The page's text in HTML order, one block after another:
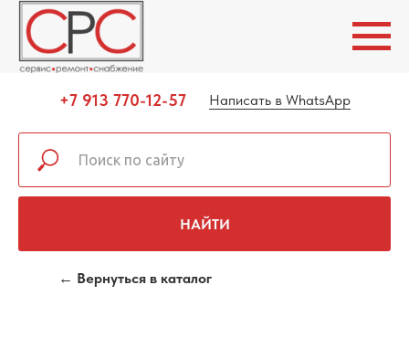
+7 913 770-12-57 Написать в WhatsApp
НАЙТИ
← Вернуться в каталог